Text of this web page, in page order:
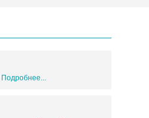
Подробнее...